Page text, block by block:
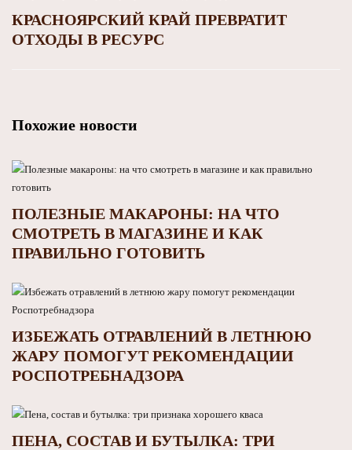
КРАСНОЯРСКИЙ КРАЙ ПРЕВРАТИТ
ОТХОДЫ В РЕСУРС
Похожие новости
ПОЛЕЗНЫЕ МАКАРОНЫ: НА ЧТО
СМОТРЕТЬ В МАГАЗИНЕ И КАК
ПРАВИЛЬНО ГОТОВИТЬ
ИЗБЕЖАТЬ ОТРАВЛЕНИЙ В ЛЕТНЮЮ
ЖАРУ ПОМОГУТ РЕКОМЕНДАЦИИ
РОСПОТРЕБНАДЗОРА
ПЕНА, СОСТАВ И БУТЫЛКА: ТРИ